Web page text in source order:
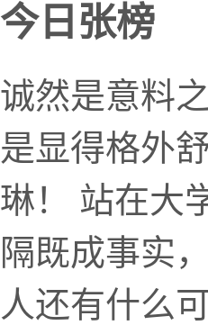
今日张榜
诚然是意料
是显得格外
琳！ 站在大
隔既成事实
人还有什么